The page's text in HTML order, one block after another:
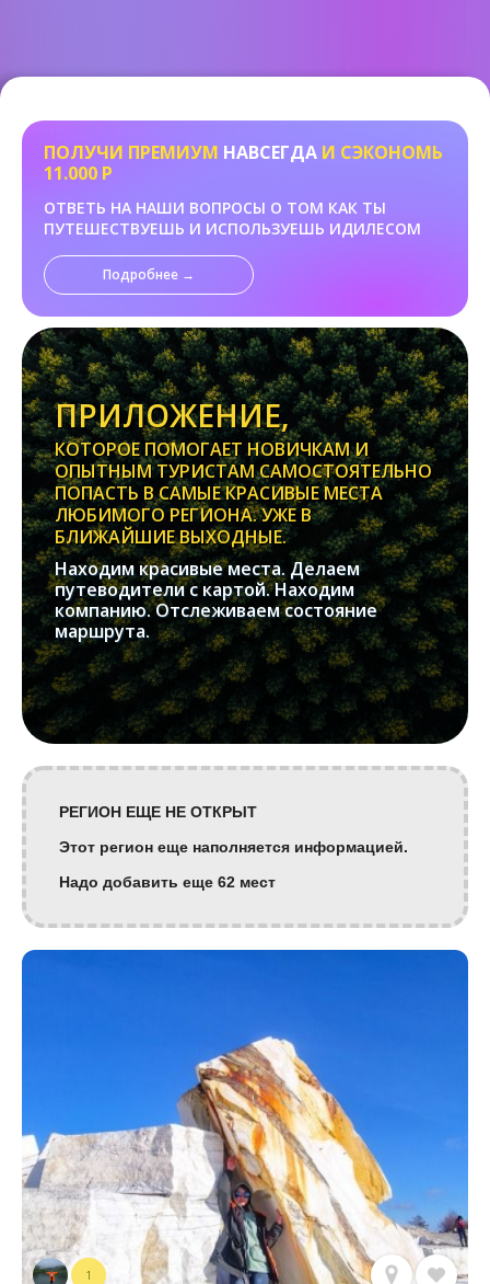
ПОЛУЧИ ПРЕМИУМ НАВСЕГДА И СЭКОНОМЬ
11.000 Р
ОТВЕТЬ НА НАШИ ВОПРОСЫ О ТОМ КАК ТЫ
ПУТЕШЕСТВУЕШЬ И ИСПОЛЬЗУЕШЬ ИДИЛЕСОМ
Подробнее →
ПРИЛОЖЕНИЕ,
КОТОРОЕ ПОМОГАЕТ НОВИЧКАМ И
ОПЫТНЫМ ТУРИСТАМ САМОСТОЯТЕЛЬНО
ПОПАСТЬ В САМЫЕ КРАСИВЫЕ МЕСТА
ЛЮБИМОГО РЕГИОНА. УЖЕ В
БЛИЖАЙШИЕ ВЫХОДНЫЕ.
Находим красивые места. Делаем
путеводители с картой. Находим
компанию. Отслеживаем состояние
маршрута.
РЕГИОН ЕЩЕ НЕ ОТКРЫТ
Этот регион еще наполняется информацией.
Надо добавить еще 62 мест
1